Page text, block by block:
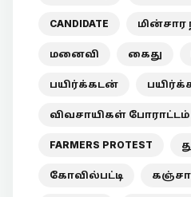
CANDIDATE மின்சார
மனைவி கைது
பயிர்க்கடன்
விவசாயிகள் போராட்டம்
FARMERS PROTEST
கோவில்பட்டி கஞ்சா